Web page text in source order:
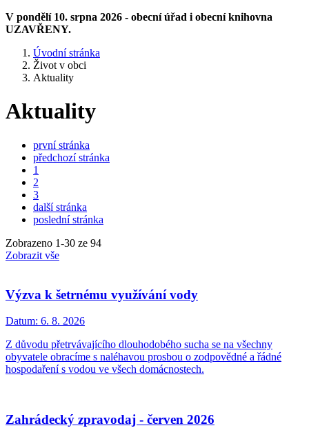
V pondělí 10. srpna 2026 - obecní úřad i obecní knihovna
UZAVŘENY.
Úvodní stránka
Život v obci
Aktuality
Aktuality
první stránka
předchozí stránka
1
2
3
další stránka
poslední stránka
Zobrazeno 1-30 ze 94
Zobrazit vše
Výzva k šetrnému využívání vody
Datum: 6. 8. 2026
Z důvodu přetrvávajícího dlouhodobého sucha se na všechny
obyvatele obracíme s naléhavou prosbou o zodpovědné a řádné
hospodaření s vodou ve všech domácnostech.
Zahrádecký zpravodaj - červen 2026